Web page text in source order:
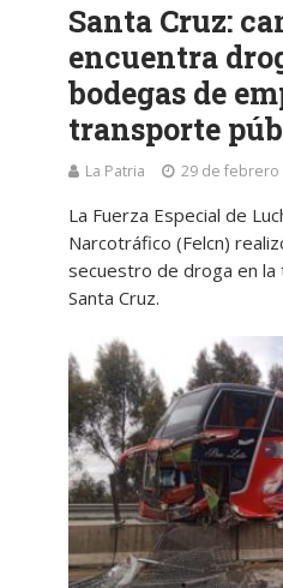
Santa Cruz:
encuentra
bodegas de
transporte
La Patria 29 de febrero
La Fuerza Especial de
Narcotráfico (Felcn)
secuestro de droga en la
Santa Cruz.